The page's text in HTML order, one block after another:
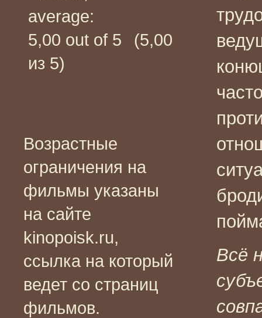
(5,00
из 5)
Возрастные
ограничения на
фильмы указаны
на сайте
kinopoisk.ru,
ссылка на который
ведет со страниц
фильмов.
Всё